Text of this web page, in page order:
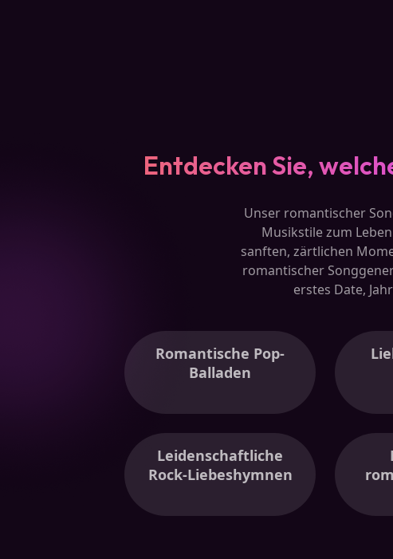
Entdecken Sie,
Unser romantischer
Musikstile zum
sanften, zärtlichen
romantischer
erstes Date,
Romantische Pop-
Balladen
Leidenschaftliche
Rock-Liebeshymnen